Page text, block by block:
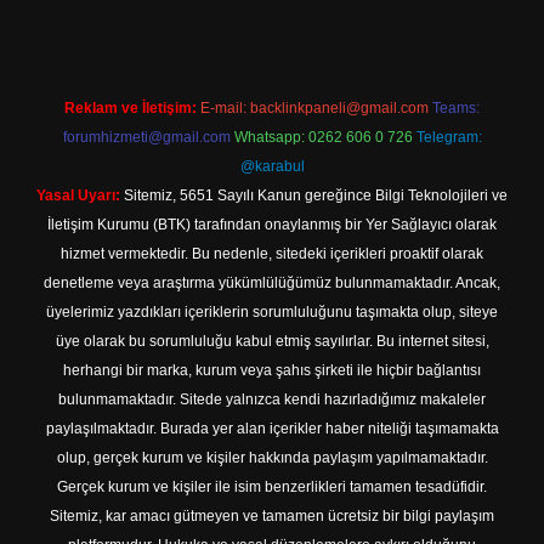
Reklam ve İletişim: E-mail: backlinkpaneli@gmail.com Teams:
forumhizmeti@gmail.com Whatsapp: 0262 606 0 726 Telegram:
@karabul
Yasal Uyarı: Sitemiz, 5651 Sayılı Kanun gereğince Bilgi Teknolojileri ve
İletişim Kurumu (BTK) tarafından onaylanmış bir Yer Sağlayıcı olarak
hizmet vermektedir. Bu nedenle, sitedeki içerikleri proaktif olarak
denetleme veya araştırma yükümlülüğümüz bulunmamaktadır. Ancak,
üyelerimiz yazdıkları içeriklerin sorumluluğunu taşımakta olup, siteye
üye olarak bu sorumluluğu kabul etmiş sayılırlar. Bu internet sitesi,
herhangi bir marka, kurum veya şahıs şirketi ile hiçbir bağlantısı
bulunmamaktadır. Sitede yalnızca kendi hazırladığımız makaleler
paylaşılmaktadır. Burada yer alan içerikler haber niteliği taşımamakta
olup, gerçek kurum ve kişiler hakkında paylaşım yapılmamaktadır.
Gerçek kurum ve kişiler ile isim benzerlikleri tamamen tesadüfidir.
Sitemiz, kar amacı gütmeyen ve tamamen ücretsiz bir bilgi paylaşım